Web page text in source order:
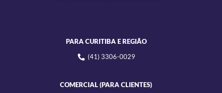
PARA CURITIBA E REGIÃO
(41) 3306-0029
COMERCIAL (PARA CLIENTES)